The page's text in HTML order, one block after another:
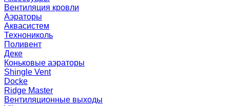
Вентиляция кровли
Аэраторы
Аквасистем
Технониколь
Поливент
Деке
Коньковые аэраторы
Shingle Vent
Docke
Ridge Master
Вентиляционные выходы